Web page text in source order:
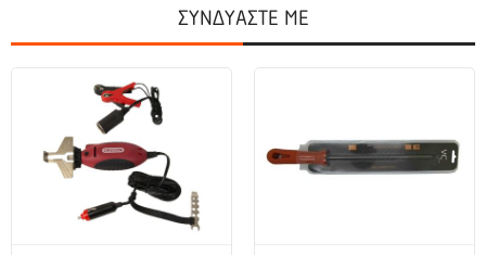
κλαδευτικό αλυσοπρίονο με S-Start για εύκολο ξεκίνημα με
λάμα 25cm.
Σύστημα καθαρισμού του αέρα για την προφύλαξη του
φίλτρου αέρος
ΤΕΧΝΙΚΑ ΧΑΡΑΚΤΗΡΙΣΤΙΚΑ
ΣΥΝΔΥΑΣΤΕ ΜΕ